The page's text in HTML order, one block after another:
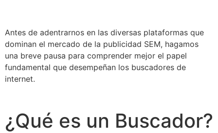
Antes de adentrarnos en las diversas plataformas que
dominan el mercado de la publicidad SEM, hagamos
una breve pausa para comprender mejor el papel
fundamental que desempeñan los buscadores de
internet.
¿Qué es un Buscador?